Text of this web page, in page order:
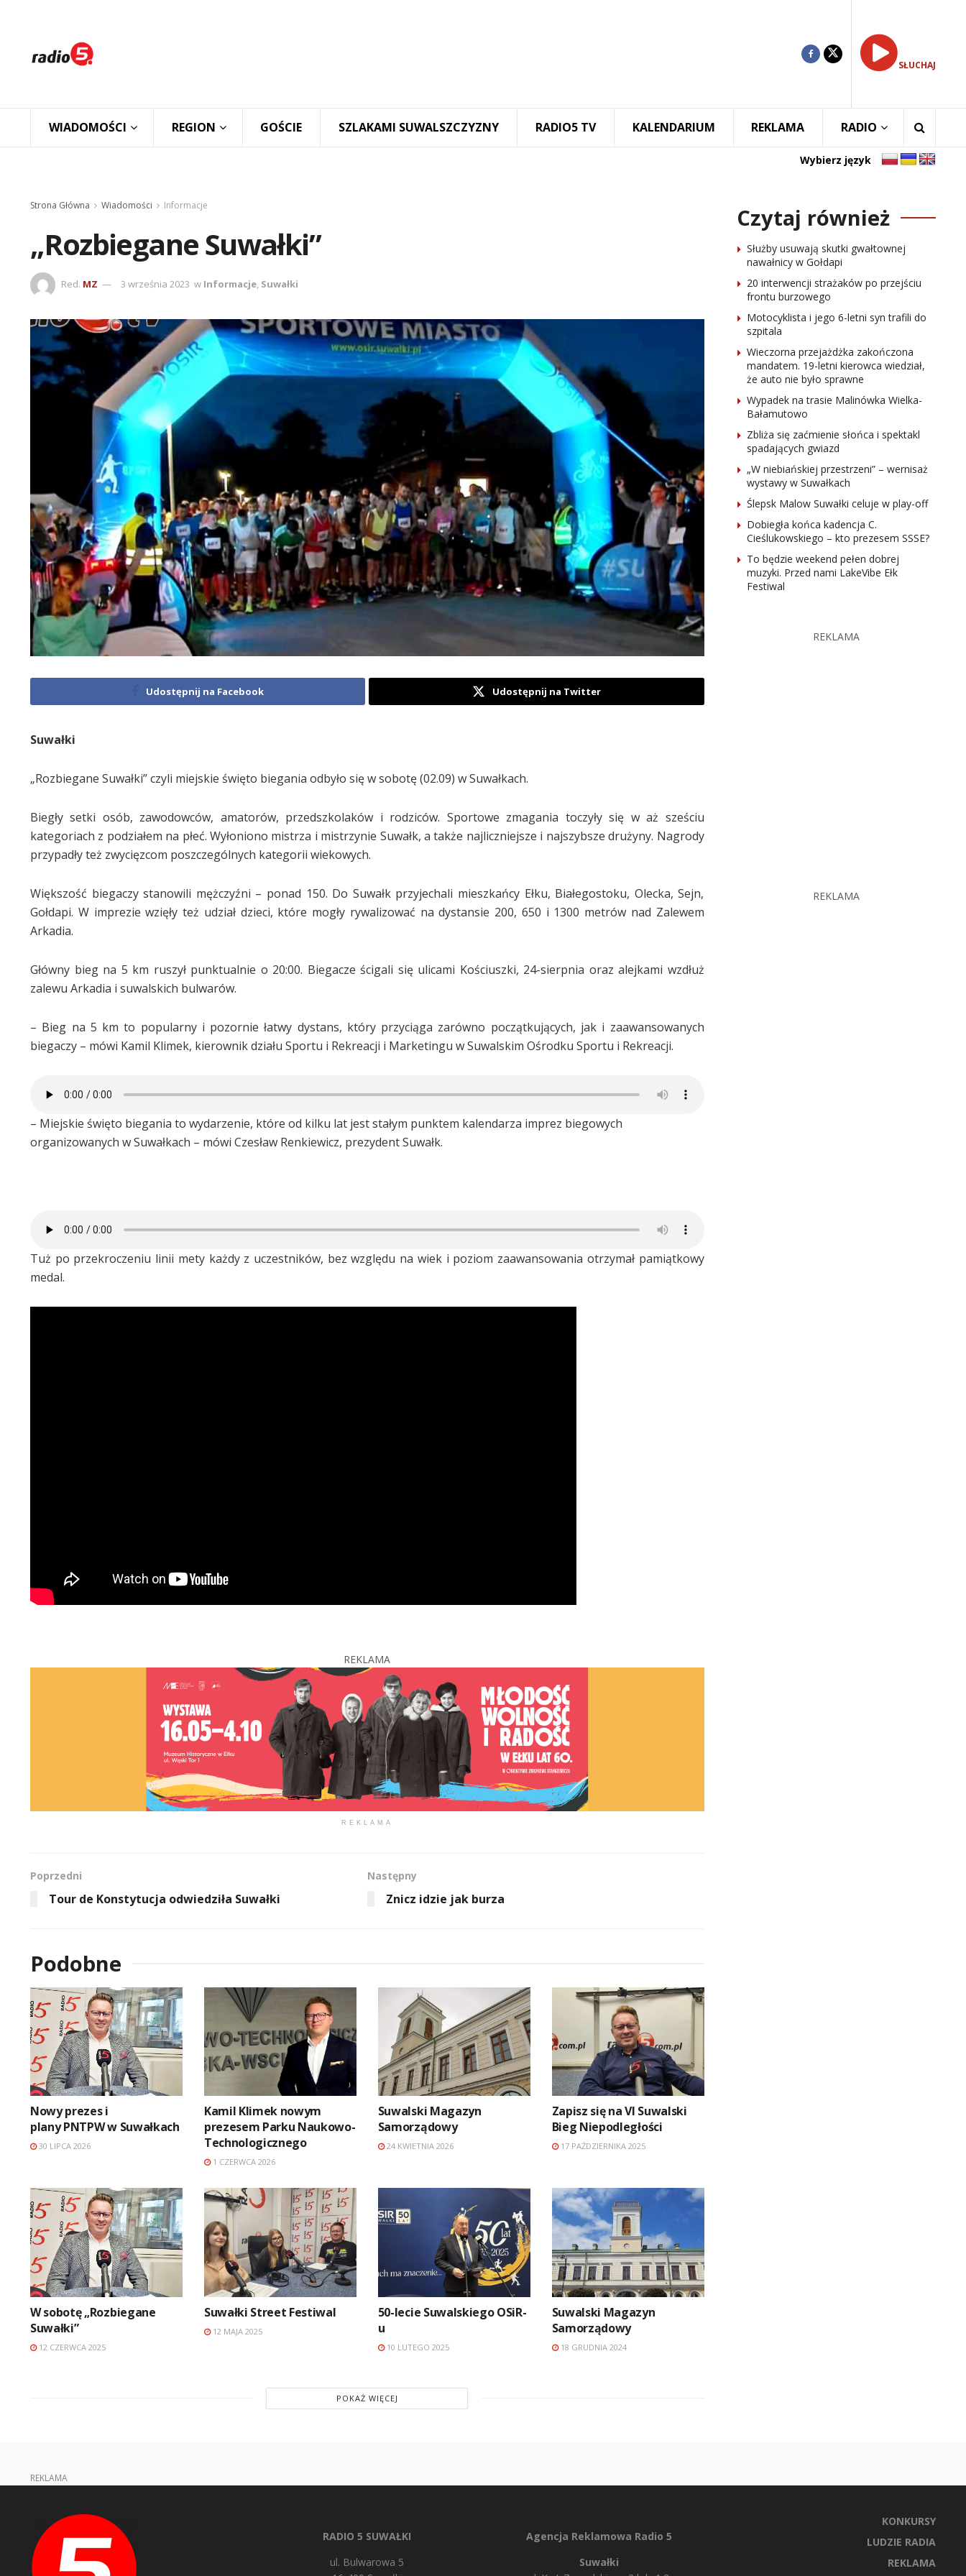
SŁUCHAJ
WIADOMOŚCI REGION GOŚCIE SZLAKAMI SUWALSZCZYZNY RADIO5 TV KALENDARIUM REKLAMA RADIO
Wybierz język
Strona Główna Wiadomości Informacje
„Rozbiegane Suwałki”
Red. MZ 3 września 2023 w Informacje, Suwałki
Udostępnij na Facebook Udostępnij na Twitter
Suwałki
„Rozbiegane Suwałki” czyli miejskie święto biegania odbyło się w sobotę (02.09) w Suwałkach.
Biegły setki osób, zawodowców, amatorów, przedszkolaków i rodziców. Sportowe zmagania toczyły się w aż sześciu
kategoriach z podziałem na płeć. Wyłoniono mistrza i mistrzynie Suwałk, a także najliczniejsze i najszybsze drużyny. Nagrody
przypadły też zwycięzcom poszczególnych kategorii wiekowych.
Większość biegaczy stanowili mężczyźni – ponad 150. Do Suwałk przyjechali mieszkańcy Ełku, Białegostoku, Olecka, Sejn,
Gołdapi. W imprezie wzięły też udział dzieci, które mogły rywalizować na dystansie 200, 650 i 1300 metrów nad Zalewem
Arkadia.
Główny bieg na 5 km ruszył punktualnie o 20:00. Biegacze ścigali się ulicami Kościuszki, 24-sierpnia oraz alejkami wzdłuż
zalewu Arkadia i suwalskich bulwarów.
– Bieg na 5 km to popularny i pozornie łatwy dystans, który przyciąga zarówno początkujących, jak i zaawansowanych
biegaczy – mówi Kamil Klimek, kierownik działu Sportu i Rekreacji i Marketingu w Suwalskim Ośrodku Sportu i Rekreacji.
– Miejskie święto biegania to wydarzenie, które od kilku lat jest stałym punktem kalendarza imprez biegowych
organizowanych w Suwałkach – mówi Czesław Renkiewicz, prezydent Suwałk.
Tuż po przekroczeniu linii mety każdy z uczestników, bez względu na wiek i poziom zaawansowania otrzymał pamiątkowy
medal.
REKLAMA
REKLAMA
Poprzedni
Tour de Konstytucja odwiedziła Suwałki
Następny
Znicz idzie jak burza
Podobne
Nowy prezes i
plany PNTPW w Suwałkach
30 LIPCA 2026
Kamil Klimek nowym
prezesem Parku Naukowo-
Technologicznego
1 CZERWCA 2026
Suwalski Magazyn
Samorządowy
24 KWIETNIA 2026
Zapisz się na VI Suwalski
Bieg Niepodległości
17 PAŹDZIERNIKA 2025
W sobotę „Rozbiegane
Suwałki”
12 CZERWCA 2025
Suwałki Street Festiwal
12 MAJA 2025
50-lecie Suwalskiego OSiR-
u
10 LUTEGO 2025
Suwalski Magazyn
Samorządowy
18 GRUDNIA 2024
POKAŻ WIĘCEJ
Czytaj również
Służby usuwają skutki gwałtownej
nawałnicy w Gołdapi
20 interwencji strażaków po przejściu
frontu burzowego
Motocyklista i jego 6-letni syn trafili do
szpitala
Wieczorna przejażdżka zakończona
mandatem. 19-letni kierowca wiedział,
że auto nie było sprawne
Wypadek na trasie Malinówka Wielka-
Bałamutowo
Zbliża się zaćmienie słońca i spektakl
spadających gwiazd
„W niebiańskiej przestrzeni” – wernisaż
wystawy w Suwałkach
Ślepsk Malow Suwałki celuje w play-off
Dobiegła końca kadencja C.
Cieślukowskiego – kto prezesem SSSE?
To będzie weekend pełen dobrej
muzyki. Przed nami LakeVibe Ełk
Festiwal
REKLAMA
REKLAMA
REKLAMA
RADIO 5 SUWAŁKI
ul. Bulwarowa 5
Agencja Reklamowa Radio 5
Suwałki
KONKURSY
LUDZIE RADIA
REKLAMA